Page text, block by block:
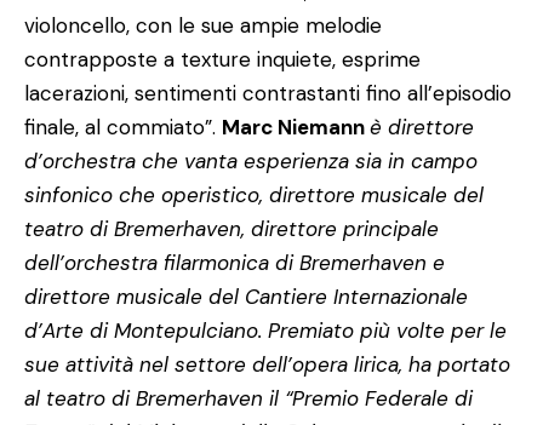
violoncello, con le sue ampie melodie
contrapposte a texture inquiete, esprime
lacerazioni, sentimenti contrastanti fino all’episodio
finale, al commiato”. Marc Niemannè direttore
d’orchestra che vanta esperienza sia in campo
sinfonico che operistico, direttore musicale del
teatro di Bremerhaven, direttore principale
dell’orchestra filarmonica di Bremerhaven e
direttore musicale del Cantiere Internazionale
d’Arte di Montepulciano. Premiato più volte per le
sue attività nel settore dell’opera lirica, ha portato
al teatro di Bremerhaven il “Premio Federale di